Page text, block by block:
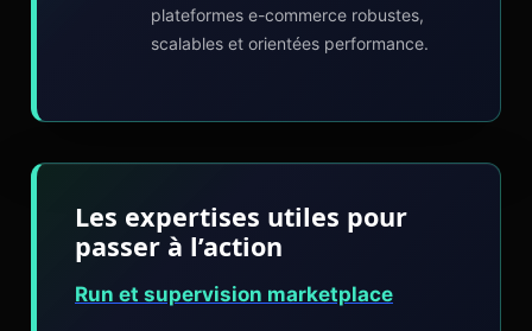
plateformes e-commerce robustes,
scalables et orientées performance.
Les expertises utiles pour
passer à l’action
Run et supervision marketplace